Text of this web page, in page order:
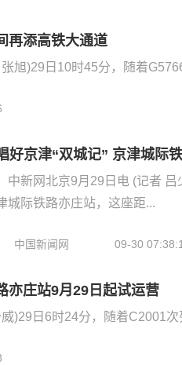
再添高铁大通道
旭)29日10时45分，随着
好京津“双城记” 京津城际
中新网北京9月29日电 (记者
城际铁路亦庄站，这座距...
中国新闻网 09-30
亦庄站9月29日起试运营
)29日6时24分，随着C2001